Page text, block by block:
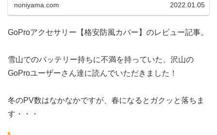
noniyama.com 2022.01.05
GoProアクセサリー 【格安防風カバー】のレビュー記事。
雪山でのバッテリー持ちに不満を持っていた、沢山の
GoProユーザーさん達に読んでいただきました！
冬のPV数はなかなかですが、春になるとガクッと落ちま
す・・・